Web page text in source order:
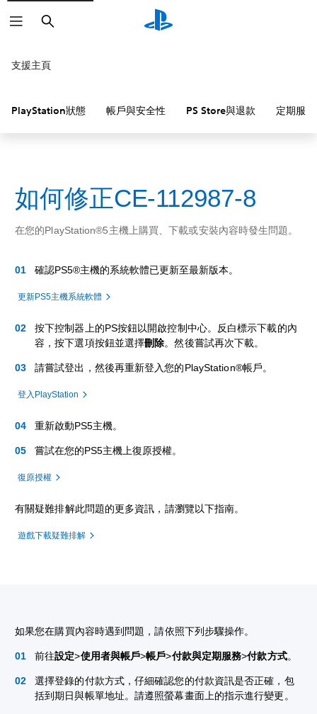
搜
尋
支援主頁
PlayStation狀態 帳戶與安全性 PS Store與退款 定期服務
如何修正CE-112987-8
在您的PlayStation®5主機上購買、下載或安裝內容時發生問題。
確認PS5®主機的系統軟體已更新至最新版本。
更新PS5主機系統軟體
按下控制器上的PS按鈕以開啟控制中心。反白標示下載的內
容，按下選項按鈕並選擇刪除。然後嘗試再次下載。
請嘗試登出，然後再重新登入您的PlayStation®帳戶。
登入PlayStation
重新啟動PS5主機。
嘗試在您的PS5主機上復原授權。
復原授權
有關疑難排解此問題的更多資訊，請瀏覽以下指南。
遊戲下載疑難排解
如果您在購買內容時遇到問題，請依照下列步驟操作。
前往設定>使用者與帳戶>帳戶>付款與定期服務>付款方式。
選擇登錄的付款方式，仔細確認您的付款資訊是否正確，包
括到期日與帳單地址。請遵照螢幕畫面上的指示進行變更。